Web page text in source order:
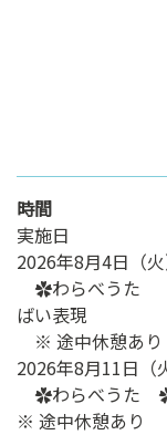
時間
実施日
2026年8月4日（
✿わらべうた
ばい表現
※ 途中休憩あり
2026年8月11日（
✿わらべうた
※ 途中休憩あり